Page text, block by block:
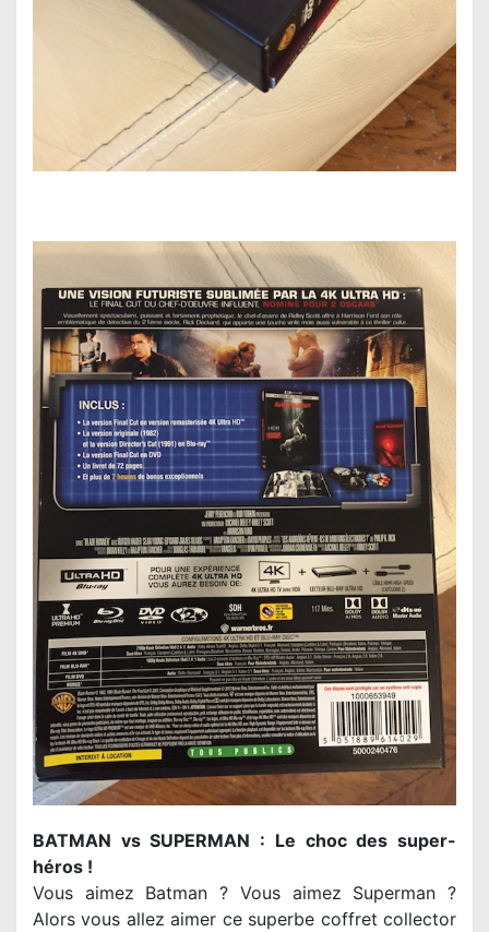
BATMAN vs SUPERMAN : Le choc des super-
héros !
Vous aimez Batman ? Vous aimez Superman ?
Alors vous allez aimer ce superbe coffret collector